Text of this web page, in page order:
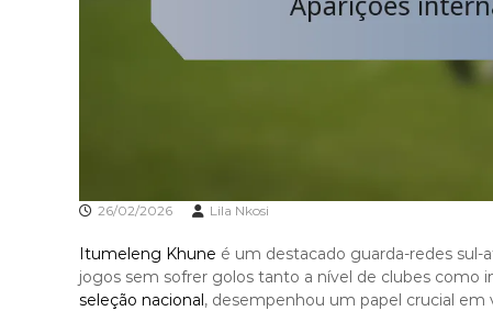
26/02/2026 Lila Nkosi
Itumeleng Khune é um destacado guarda-redes
jogos sem sofrer golos tanto a nível de clubes como
seleção nacional, desempenhou um papel crucial em